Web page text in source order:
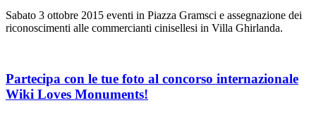
Sabato 3 ottobre 2015 eventi in Piazza Gramsci e assegnazione dei
riconoscimenti alle commercianti cinisellesi in Villa Ghirlanda.
Partecipa con le tue foto al concorso internazionale
Wiki Loves Monuments!